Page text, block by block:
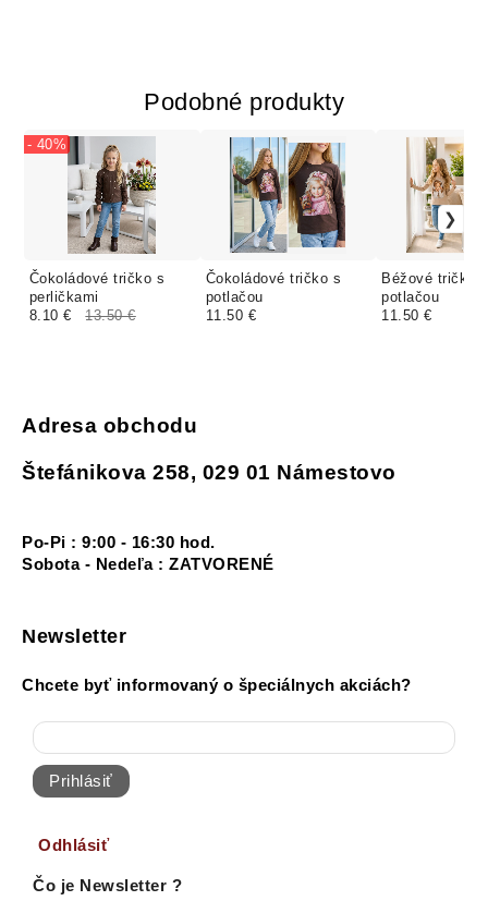
Podobné produkty
Čokoládové tričko s
perličkami
- 40%
8.10 € 13.50 €
Čokoládové tričko s
potlačou
11.50 €
Béžové tričko s
potlačou
11.50 €
Adresa obchodu
Štefánikova 258, 029 01 Námestovo
Po-Pi : 9:00 - 16:30 hod.
Sobota - Nedeľa : ZATVORENÉ
Newsletter
Chcete byť informovaný o špeciálnych akciách?
Prihlásiť
Odhlásiť
Čo je Newsletter ?